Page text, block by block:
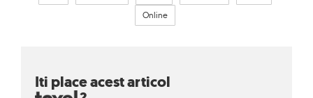
Online
Iti place acest articol